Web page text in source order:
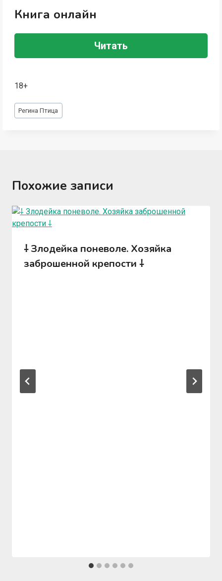
Книга онлайн
Читать
18+
Метки
записи:
Регина Птица
Похожие записи
⸸ Злодейка поневоле. Хозяйка
заброшенной крепости ⸸